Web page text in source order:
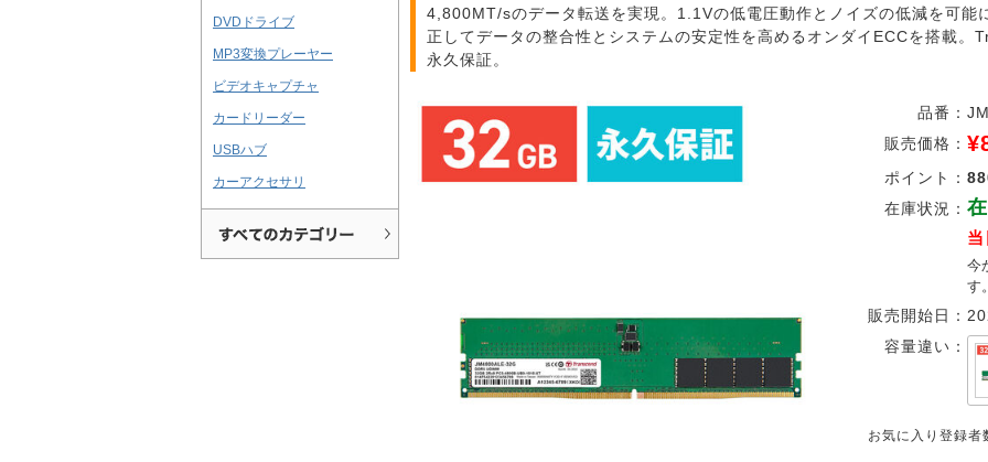
DVDドライブ
MP3変換プレーヤー
ビデオキャプチャ
カードリーダー
USBハブ
カーアクセサリ
4,800MT/sのデータ転送を実現。1.1Vの低電圧動作とノイズの低減を可能
正してデータの整合性とシステムの安定性を高めるオンダイECCを搭載
永久保証。
品番：
販売価格：
ポイント：
在庫状況：
今
す。
販売開始日：
容量違い：
お気に入り登録者